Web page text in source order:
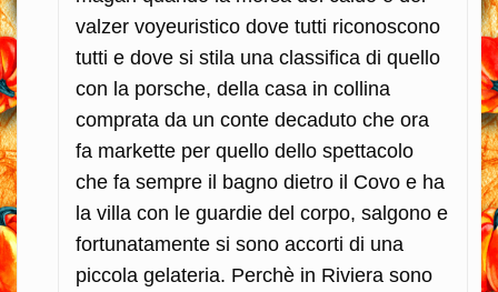
valzer voyeuristico dove tutti riconoscono
tutti e dove si stila una classifica di quello
con la porsche, della casa in collina
comprata da un conte decaduto che ora
fa markette per quello dello spettacolo
che fa sempre il bagno dietro il Covo e ha
la villa con le guardie del corpo, salgono e
fortunatamente si sono accorti di una
piccola gelateria. Perchè in Riviera sono